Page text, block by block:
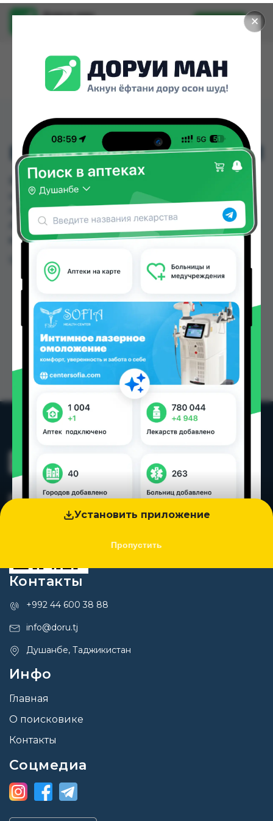
✕
Установить приложение
Пропустить
Доруи ман
Установить
ВИКРИЛ РАЗМЕР 1/0 №1
ВИКРИЛ РАЗМЕР 1/0 №1 можно купить или
заказать в аптеках, Абубакри Карим, Авиценна,
АЗИЗ ВАКО , Алишер-К, Амирӣ, Аптека + 24/7,
Аптека Алфавит по цене от 9.00 TJS до 14.00 TJS
в Душанбе и других городах Таджикистана
Цена: от9.00 TJS
Контакты
+992 44 600 38 88
info@doru.tj
Душанбе, Таджикистан
Инфо
Главная
О поисковике
Контакты
Соцмедиа